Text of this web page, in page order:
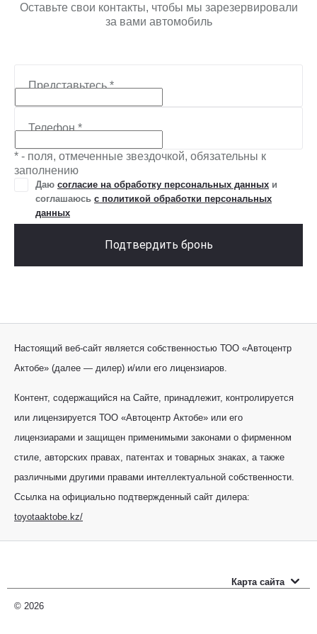
Оставьте свои контакты, чтобы мы зарезервировали
за вами автомобиль
Представьтесь*
Телефон*
* - поля, отмеченные звездочкой, обязательны к
заполнению
Даю согласие на обработку персональных данных
соглашаюсь с политикой обработки персональных
данных
Подтвердить бронь
Настоящий веб-сайт является собственностью ТОО «Автоцентр
Актобе» (далее — дилер) и/или его лицензиаров.
Контент, содержащийся на Сайте, принадлежит, контролируется
или лицензируется ТОО «Автоцентр Актобе» или его
лицензиарами и защищен применимыми законами о фирменном
стиле, авторских правах, патентах и товарных знаках, а также
различными другими правами интеллектуальной собственности.
Ссылка на официально подтвержденный сайт дилера:
toyotaaktobe.kz/
Карта сайта
Новые автомобили
© 2026